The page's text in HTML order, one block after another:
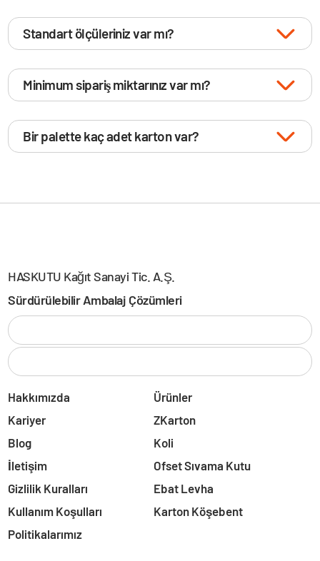
Standart ölçüleriniz var mı?
Minimum sipariş miktarınız var mı?
Bir palette kaç adet karton var?
HASKUTU Kağıt Sanayi Tic. A.Ş.
Sürdürülebilir Ambalaj Çözümleri
Hakkımızda
Kariyer
Blog
İletişim
Gizlilik Kuralları
Kullanım Koşulları
Politikalarımız
Ürünler
ZKarton
Koli
Ofset Sıvama Kutu
Ebat Levha
Karton Köşebent